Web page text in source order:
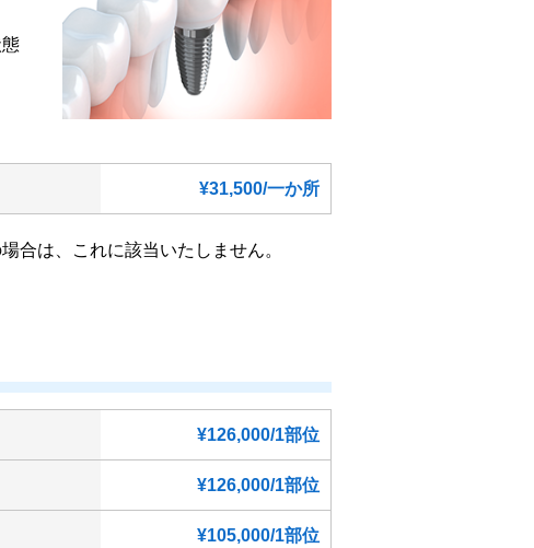
¥31,500/一か所
合は、これに該当いたしません。
¥126,000/1部位
¥126,000/1部位
¥105,000/1部位